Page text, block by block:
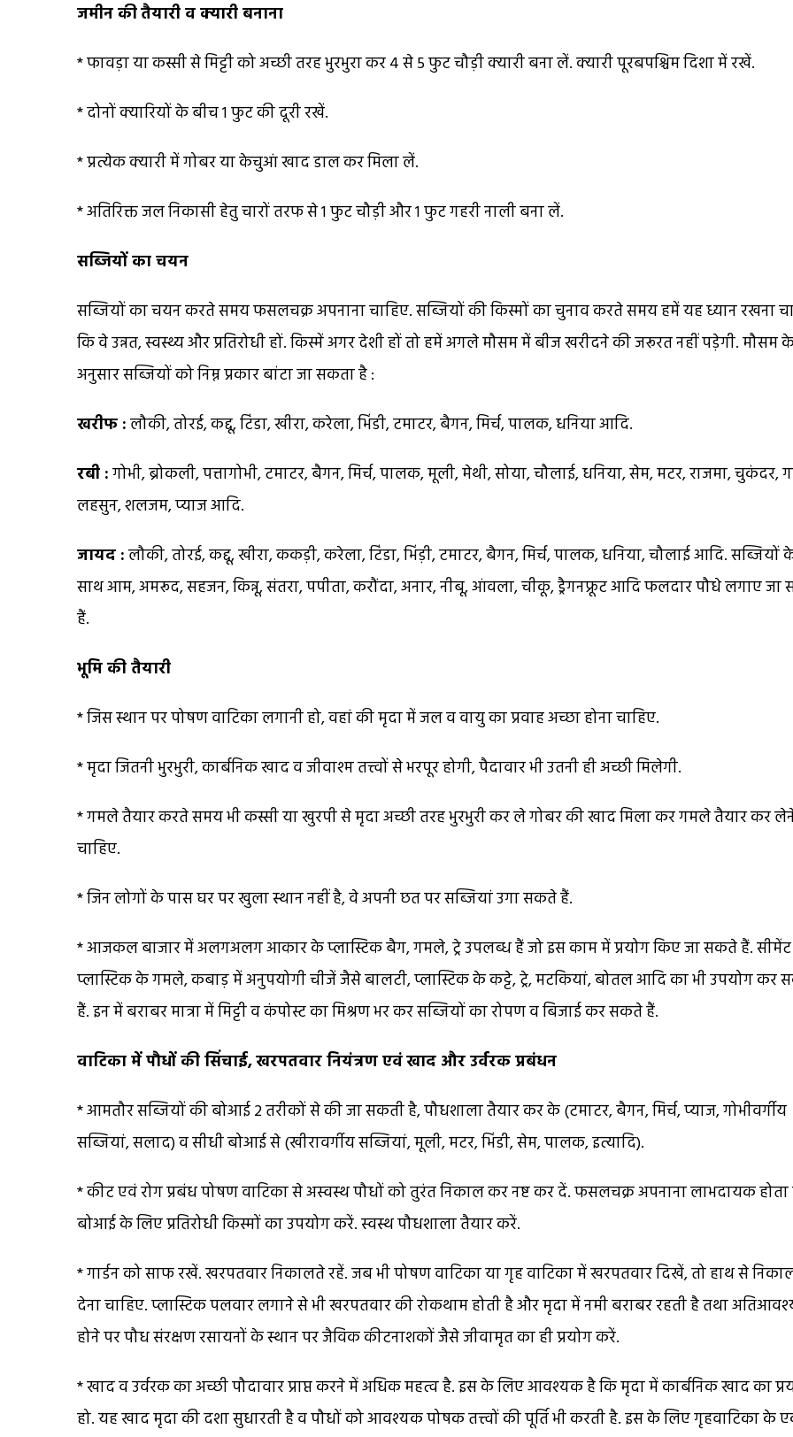
जमीन कीतैयारी व क्यारी बनाना
* फावड़ा या कस्सी से मिट्टी को अच्छी तरह भुरभुरा कर 4 से 5 फुट चौड़ी क्यारी बना लें. क्यारी पूरबपश्चिम दिशा में रखें.
* दोनों क्यारियों के बीच 1 फुट की दूरी रखें.
* प्रत्येक क्यारी में गोबर या केचुआं खाद डाल कर मिला लें.
* अतिरिक्त जल निकासी हेतु चारों तरफ से 1 फुट चौड़ी और 1 फुट गहरी नाली बना लें.
सब्जियों का चयन
सब्जियों का चयन करते समय फसलचक्र अपनाना चाहिए. सब्जियों की किस्मों का चुनाव करते समय हमें यह ध्यान रखना
कि वे उन्नत, स्वस्थ्य और प्रतिरोधी हों. किस्में अगर देशी हों तो हमें अगले मौसम में बीज खरीदने की जरूरत नहीं पड़ेगी. मौसम
अनुसार सब्जियों को निम्न प्रकार बांटा जा सकता है :
खरीफ :लौकी, तोरई, कद्दू, टिंडा, खीरा, करेला, भिंडी, टमाटर, बैगन, मिर्च, पालक, धनिया आदि.
रबी :गोभी, ब्रोकली, पत्तागोभी, टमाटर, बैगन, मिर्च, पालक, मूली, मेथी, सोया, चौलाई, धनिया, सेम, मटर, राजमा, चुकंदर,
लहसुन, शलजम, प्याज आदि.
जायद :लौकी, तोरई, कद्दू, खीरा, ककड़ी, करेला, टिंडा, भिंड़ी, टमाटर, बैगन, मिर्च, पालक, धनिया, चौलाई आदि. सब्जियों
साथ आम, अमरूद, सहजन, किन्नू, संतरा, पपीता, करौंदा, अनार, नीबू, आंवला, चीकू, ड्रैगनफ्रूट आदि फलदार पौधे लगाए
हैं.
भूमि की तैयारी
* जिस स्थान पर पोषण वाटिका लगानी हो, वहां की मृदा में जल व वायु का प्रवाह अच्छा होना चाहिए.
* मृदा जितनी भुरभुरी, कार्बनिक खाद व जीवाश्म तत्त्वों से भरपूर होगी, पैदावार भी उतनी ही अच्छी मिलेगी.
* गमले तैयार करते समय भी कस्सी या खुरपी से मृदा अच्छी तरह भुरभुरी कर ले गोबर की खाद मिला कर गमले तैयार कर
चाहिए.
* जिन लोगों के पास घर पर खुला स्थान नहीं है, वे अपनी छत पर सब्जियां उगा सकते हैं.
* आजकल बाजार में अलगअलग आकार के प्लास्टिक बैग, गमले, ट्रे उपलब्ध हैं जो इस काम में प्रयोग किए जा सकते हैं.
प्लास्टिक के गमले, कबाड़ में अनुपयोगी चीजें जैसे बालटी, प्लास्टिक के कट्टे, ट्रे, मटकियां, बोतल आदि का भी उपयोग कर
हैं. इन में बराबर मात्रा में मिट्टी व कंपोस्ट का मिश्रण भर कर सब्जियों का रोपण व बिजाई कर सकते हैं.
वाटिका में पौधों की सिंचाई,खरपतवार नियंत्रण एवंखाद और उर्वरक प्रबंधन
* आमतौर सब्जियों की बोआई 2 तरीकों से की जा सकती है, पौधशाला तैयार कर के (टमाटर, बैगन, मिर्च, प्याज, गोभीवर्गीय
सब्जियां, सलाद) व सीधी बोआई से (खीरावर्गीय सब्जियां, मूली, मटर, भिंडी, सेम, पालक, इत्यादि).
* कीट एवं रोग प्रबंध पोषण वाटिका से अस्वस्थ पौधों को तुरंत निकाल कर नष्ट कर दें. फसलचक्र अपनाना लाभदायक होता
बोआई के लिए प्रतिरोधी किस्मों का उपयोग करें. स्वस्थ पौधशाला तैयार करें.
* गार्डन को साफ रखें. खरपतवार निकालते रहें. जब भी पोषण वाटिका या गृह वाटिका में खरपतवार दिखें, तो हाथ से
देना चाहिए. प्लास्टिक पलवार लगाने से भी खरपतवार की रोकथाम होती है और मृदा में नमी बराबर रहती है तथा
होने पर पौध संरक्षण रसायनों के स्थान पर जैविक कीटनाशकों जैसे जीवामृत का ही प्रयोग करें.
* खाद व उर्वरक का अच्छी पौदावार प्राप्त करने में अधिक महत्व है. इस के लिए आवश्यक है कि मृदा में कार्बनिक खाद का
हो. यह खाद मृदा की दशा सुधारती है व पौधों को आवश्यक पोषक तत्त्वों की पूर्ति भी करती है. इस के लिए गृहवाटिका के